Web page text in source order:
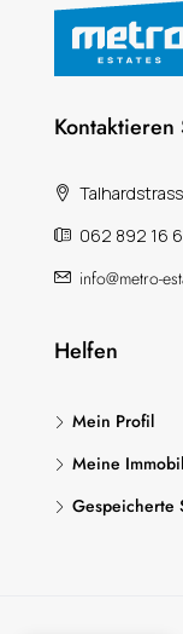
Kontaktieren
062 892 16
info@metro-
Helfen
Mein Profil
Meine
Gespeicherte